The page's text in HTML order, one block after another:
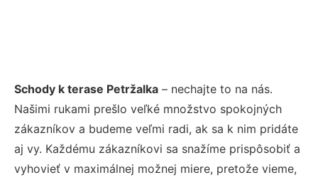
Schody k terase Petržalka – nechajte to na nás.
Našimi rukami prešlo veľké množstvo spokojných
zákazníkov a budeme veľmi radi, ak sa k nim pridáte
aj vy. Každému zákazníkovi sa snažíme prispôsobiť a
vyhovieť v maximálnej možnej miere, pretože vieme,